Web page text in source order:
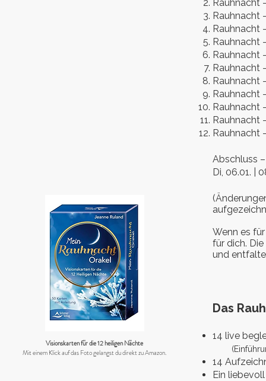
Visionskarten für die12 heiligen Nächte
Mit einem Klick auf das Fotogelangst du direkt zu Amazon.
Rauhnacht
Rauhnacht
Rauhnacht
Rauhnacht
Rauhnacht
Rauhnacht
Rauhnacht
Rauhnacht
Rauhnacht
Rauhnacht
Rauhnacht
Abschluss
Di, 06.01. |
Wenn es
für dich.
und
Das
14 live
14
Ein